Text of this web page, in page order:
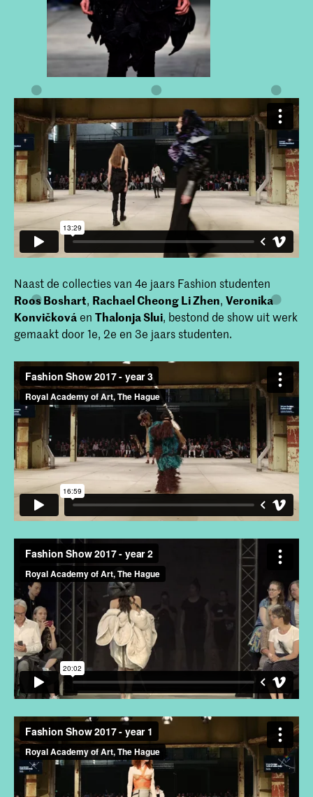
Naast de collecties van 4e jaars Fashion studenten
Roos Boshart, Rachael Cheong Li Zhen, Veronika
Konvičkováen Thalonja Slui, bestond de show uit werk
gemaakt door 1e, 2e en 3e jaars studenten.